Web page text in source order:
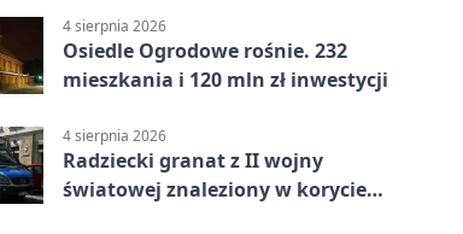
4 sierpnia 2026
Osiedle Ogrodowe rośnie. 232
mieszkania i 120 mln zł inwestycji
4 sierpnia 2026
Radziecki granat z II wojny
światowej znaleziony w korycie